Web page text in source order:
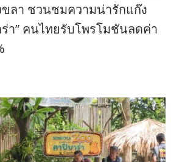
ลา ชวนชมความน่ารักแก๊ง
า” คนไทยรับโพรโมชันลดค่า